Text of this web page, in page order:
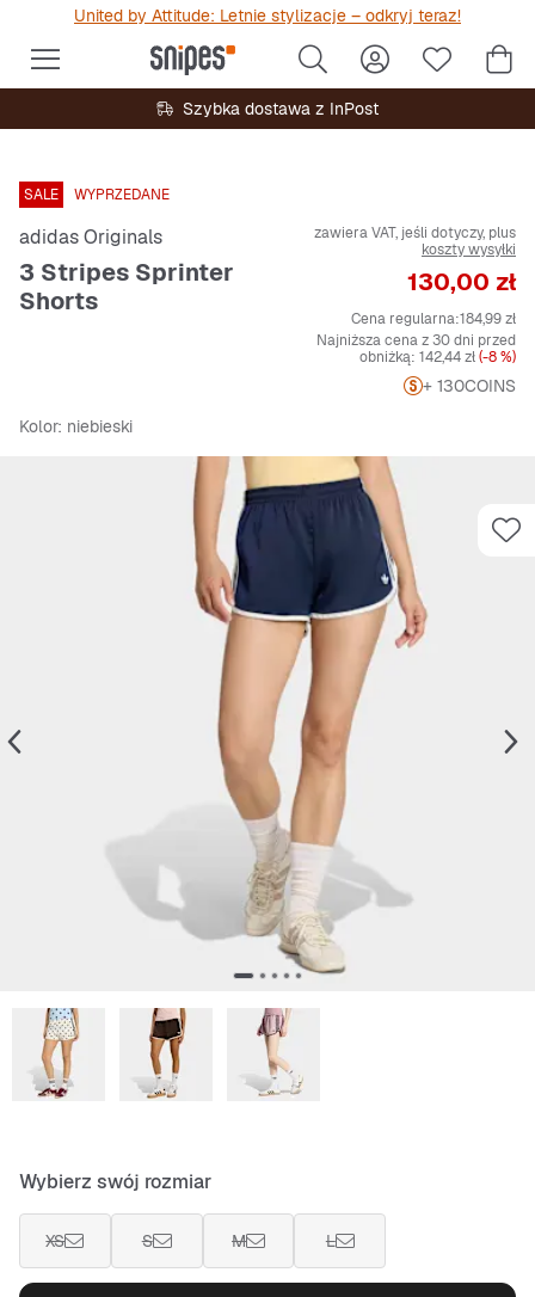
United by Attitude: Letnie stylizacje – odkryj teraz!
Szybka dostawa z InPost
SALE WYPRZEDANE
adidas Originals
3 Stripes Sprinter
Shorts
zawiera VAT, jeśli dotyczy, plus
koszty wysyłki
Cena
130,00 zł
Cena regularna:184,99 zł
Najniższa cena z 30 dni przed
obniżką: 142,44 zł(-8 %)
+ 130COINS
Kolor: niebieski
Wybierz swój rozmiar
XS S M L